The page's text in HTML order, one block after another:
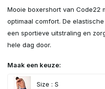
Mooie boxershort van Code22
optimaal comfort. De
een sportieve uitstraling en
hele dag door.
Maak een keuze:
Size : S